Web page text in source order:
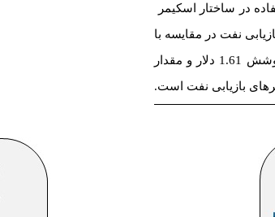
در ساختار اسکیمر
نفت در مقایسه با
فوم خام می‌شود. نمونه‌ی بهینه، نرخ بازیابی 217.5 میلی‌ لیتر بر دقیقه را با هزینه‌ی پوشش 1.61 دلار و مقدار